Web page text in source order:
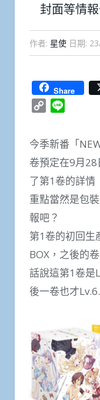
封面等情報
作者: 星使 日期:
Share
Copy
今季新番「
卷預定在9月
了第1卷的詳情
重點當然是包
報吧？
第1卷的初回生
BOX，之後的
話說這第1卷是
後一卷也才